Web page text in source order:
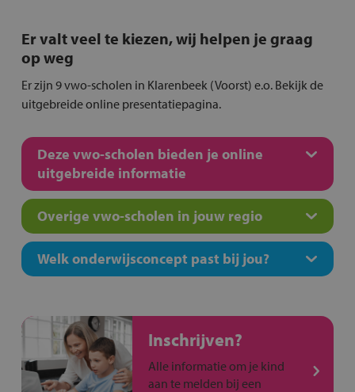
Er valt veel te kiezen, wij helpen je graag
op weg
Er zijn 9 vwo-scholen in Klarenbeek (Voorst) e.o. Bekijk de
uitgebreide online presentatiepagina.
Deze vwo-scholen bieden je online
uitgebreide informatie
Overige vwo-scholen in jouw regio
Welk onderwijsconcept past bij jou?
Inschrijven?
Alle informatie om je kind
aan te melden bij een